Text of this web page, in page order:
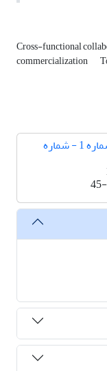
Cross-functional
commercialization
دوره 6، شماره 1 - شماره